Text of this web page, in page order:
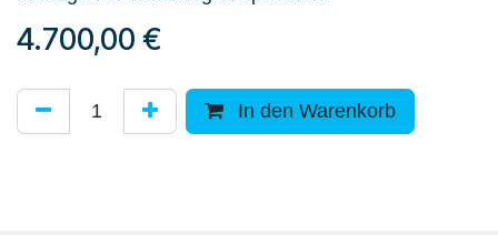
4.700,00 €
In den Warenkorb